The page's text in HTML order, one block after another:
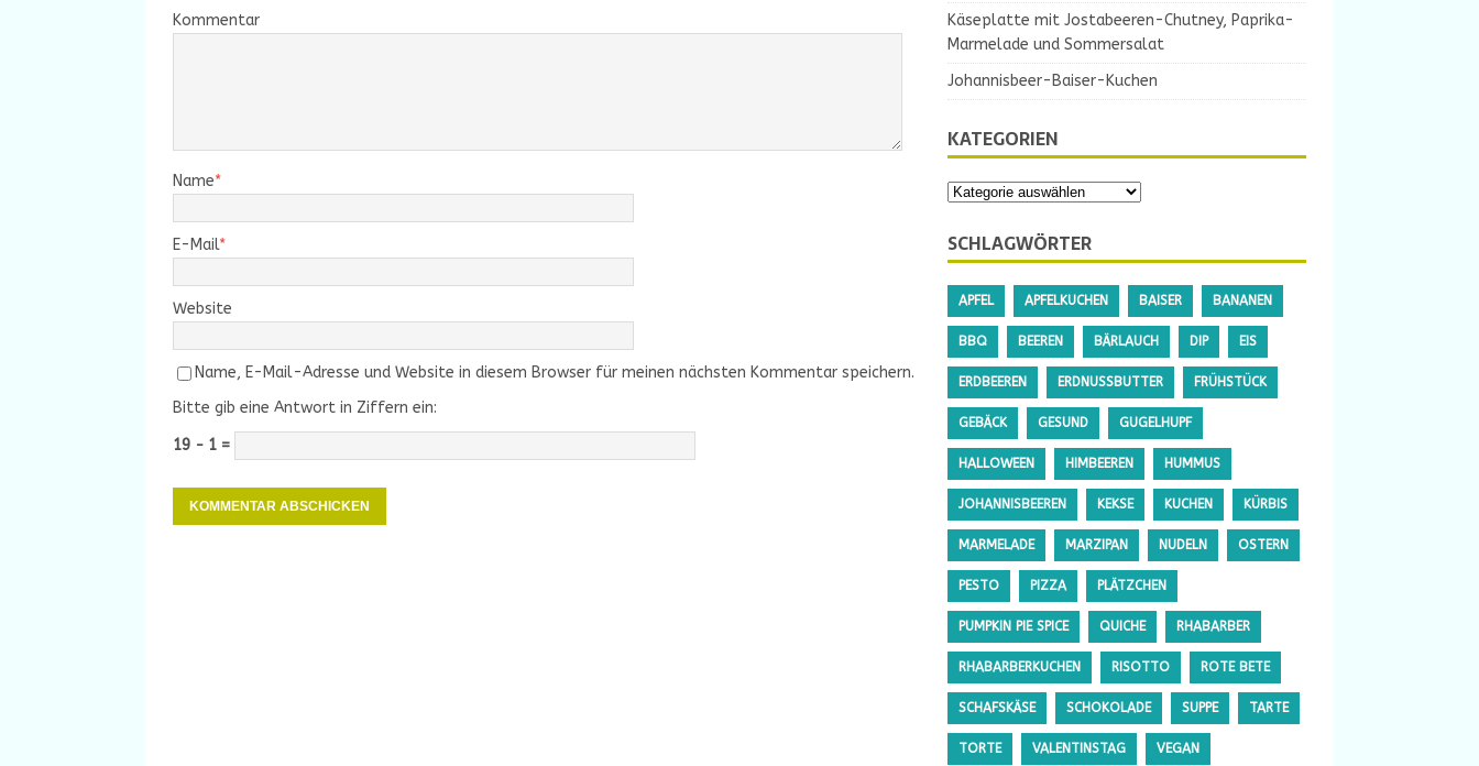
Kommentar
Name*
E-Mail*
Website
Name, E-Mail-Adresse und Website in diesem Browser für meinen nächsten Kommentar speichern.
Bitte gib eine Antwort in Ziffern ein:
19 − 1 =
Käseplatte mit Jostabeeren-Chutney, Paprika-
Marmelade und Sommersalat
Johannisbeer-Baiser-Kuchen
KATEGORIEN
SCHLAGWÖRTER
APFEL APFELKUCHEN BAISER BANANEN
BBQ BEEREN BÄRLAUCH DIP EIS
ERDBEEREN ERDNUSSBUTTER FRÜHSTÜCK
GEBÄCK GESUND GUGELHUPF
HALLOWEEN HIMBEEREN HUMMUS
JOHANNISBEEREN KEKSE KUCHEN KÜRBIS
MARMELADE MARZIPAN NUDELN OSTERN
PESTO PIZZA PLÄTZCHEN
PUMPKIN PIE SPICE QUICHE RHABARBER
RHABARBERKUCHEN RISOTTO ROTE BETE
SCHAFSKÄSE SCHOKOLADE SUPPE TARTE
TORTE VALENTINSTAG VEGAN